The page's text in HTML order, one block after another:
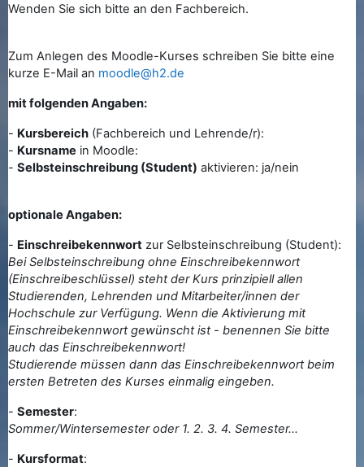
Wenden Sie sich bitte an den Fachbereich.
Zum Anlegen des Moodle-Kurses schreiben Sie bitte eine
kurze E-Mail an moodle@h2.de
mit folgenden Angaben:
- Kursbereich (Fachbereich und Lehrende/r):
- Kursname in Moodle:
- Selbsteinschreibung (Student) aktivieren: ja/nein
optionale Angaben:
- Einschreibekennwort zur Selbsteinschreibung (Student):
Bei Selbsteinschreibung ohne Einschreibekennwort
(Einschreibeschlüssel) steht der Kurs prinzipiell allen
Studierenden, Lehrenden und Mitarbeiter/innen der
Hochschule zur Verfügung. Wenn die Aktivierung mit
Einschreibekennwort gewünscht ist - benennen Sie bitte
auch das Einschreibekennwort!
Studierende müssen dann das Einschreibekennwort beim
ersten Betreten des Kurses einmalig eingeben.
- Semester:
Sommer/Wintersemester oder 1. 2. 3. 4. Semester...
- Kursformat: